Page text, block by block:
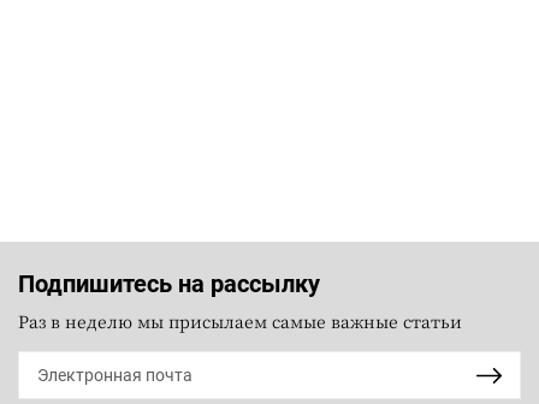
Подпишитесь на рассылку
Раз в неделю мы присылаем самые важные статьи